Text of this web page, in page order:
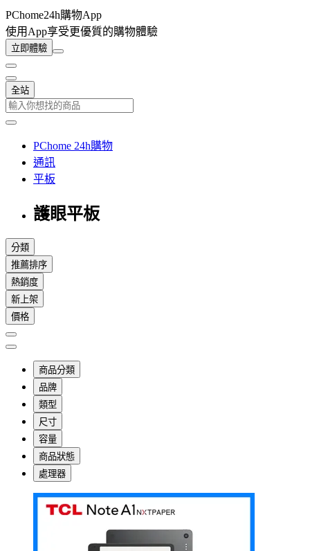
PChome24h購物App
使用App享受更優質的購物體驗
立即體驗
全站
PChome 24h購物
通訊
平板
護眼平板
分類
推薦排序
熱銷度
新上架
價格
商品分類
品牌
類型
尺寸
容量
商品狀態
處理器